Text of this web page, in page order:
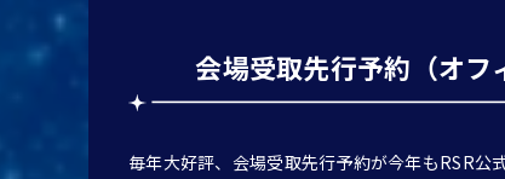
会場受取先行予約（オフ
毎年大好評、会場受取先行予約が今年もRSR公